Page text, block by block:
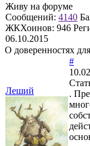
Живу на форуме
Сообщений: 4140
ЖКХоинов: 946
06.10.2015
О доверенностях
Леший
#
.